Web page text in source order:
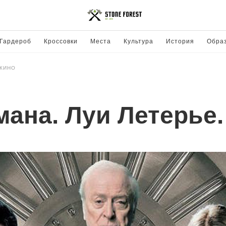
Кроссовки Места Культура История
КИНО
Луи Летерье.